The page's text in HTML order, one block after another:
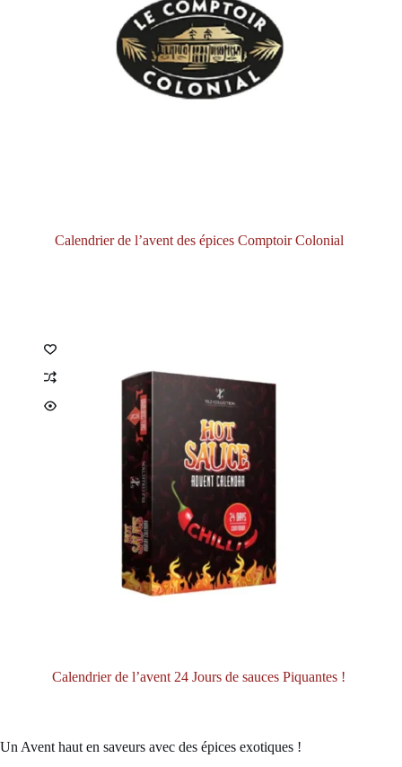
Calendrier de l’avent des épices Comptoir Colonial
Calendrier de l’avent 24 Jours de sauces Piquantes !
Un Avent haut en saveurs avec des épices exotiques !